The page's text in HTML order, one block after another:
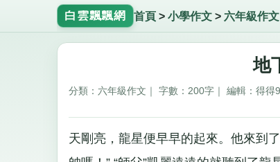
白雲飄飄網 首頁> 小學作文> 六年級作文
地
分類：六年級作文｜ 字數：200字｜ 編輯：得得9
天剛亮，龍星便早早的起來。他來到